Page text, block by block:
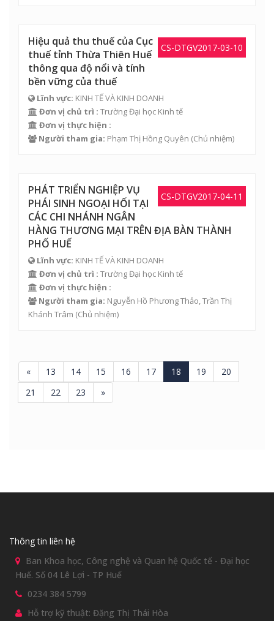
CS-DTGV2017-03-10
Hiệu quả thu thuế của Cục
thuế tỉnh Thừa Thiên Huế
thông qua độ nổi và tính
bền vững của thuế
Lĩnh vực: KINH TẾ VÀ KINH DOANH
Đơn vị chủ trì : Trường Đại học Kinh tế
Đơn vị thực hiện :
Người tham gia: Phạm Thị Hồng Quyên (Chủ nhiệm)
CS-DTGV2017-04-11
PHÁT TRIỂN NGHIỆP VỤ
PHÁI SINH NGOẠI HỐI TẠI
CÁC CHI NHÁNH NGÂN
HÀNG THƯƠNG MẠI TRÊN ĐỊA BÀN THÀNH
PHỐ HUẾ
Lĩnh vực: KINH TẾ VÀ KINH DOANH
Đơn vị chủ trì : Trường Đại học Kinh tế
Đơn vị thực hiện :
Người tham gia: Nguyễn Hồ Phương Thảo Trần Thị
Khánh Trâm (Chủ nhiệm)
« 13 14 15 16 17 18 19
20
21
22 23 »
Thông tin liên hệ
Ban Khoa học, Công nghệ và Quan hệ Quốc tế - Đại học
Huế. Số 04 Lê Lợi - TP Huế
0234 384 5799
Hỗ trợ kỹ thuật: Đặng Thị Thái Hòa